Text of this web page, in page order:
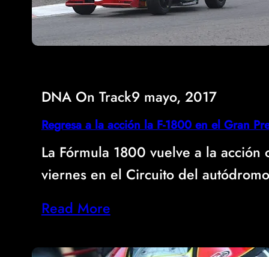
DNA On Track9 mayo, 2017
Regresa a la acción la F-1800 en el Gran
La Fórmula 1800 vuelve a la acción
viernes en el Circuito del
Read More